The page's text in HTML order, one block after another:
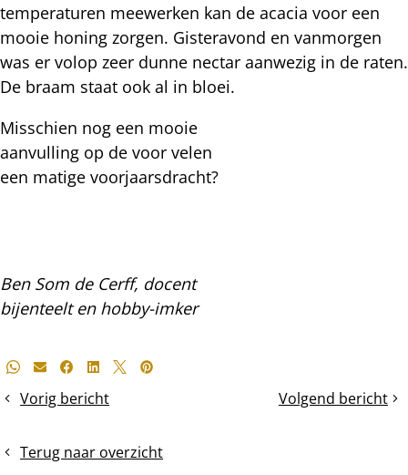
temperaturen meewerken kan de acacia voor een
mooie honing zorgen. Gisteravond en vanmorgen
was er volop zeer dunne nectar aanwezig in de raten.
De braam staat ook al in bloei.
Misschien nog een mooie
aanvulling op de voor velen
een matige voorjaarsdracht?
Ben Som de Cerff, docent
bijenteelt en hobby-imker
Deel
bericht
Whatsapp
E-mailFacebook
LinkedIn
X Pinterest
Vorig bericht
Het
beeindigen?
Volgend bericht
Het
Terug naar overzicht